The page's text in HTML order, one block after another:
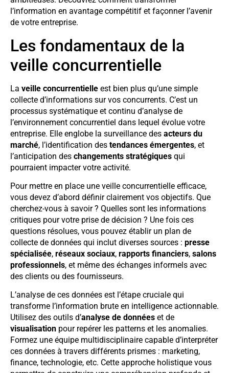
l’information en avantage compétitif et façonner l’avenir
de votre entreprise.
Les fondamentaux de la
veille concurrentielle
La veille concurrentielle est bien plus qu’une simple
collecte d’informations sur vos concurrents. C’est un
processus systématique et continu d’analyse de
l’environnement concurrentiel dans lequel évolue votre
entreprise. Elle englobe la surveillance des acteurs du
marché, l’identification des tendances émergentes, et
l’anticipation des changements stratégiques qui
pourraient impacter votre activité.
Pour mettre en place une veille concurrentielle efficace,
vous devez d’abord définir clairement vos objectifs. Que
cherchez-vous à savoir ? Quelles sont les informations
critiques pour votre prise de décision ? Une fois ces
questions résolues, vous pouvez établir un plan de
collecte de données qui inclut diverses sources : presse
spécialisée, réseaux sociaux, rapports financiers, salons
professionnels, et même des échanges informels avec
des clients ou des fournisseurs.
L’analyse de ces données est l’étape cruciale qui
transforme l’information brute en intelligence actionnable.
Utilisez des outils d’analyse de données et de
visualisation pour repérer les patterns et les anomalies.
Formez une équipe multidisciplinaire capable d’interpréter
ces données à travers différents prismes : marketing,
finance, technologie, etc. Cette approche holistique vous